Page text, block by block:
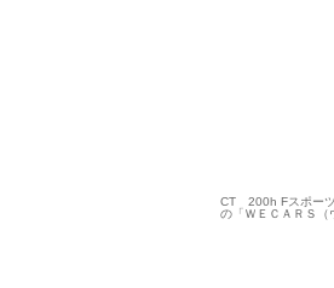
CT 200h Fスポーツ
の「ＷＥＣＡＲＳ（